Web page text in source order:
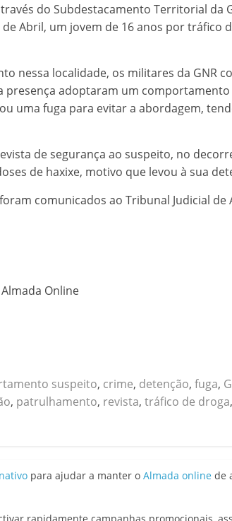
do Subdestacamento Territorial da
Abril, um jovem de 16 anos por tráfico
nessa localidade, os militares da GNR
presença adoptaram um
uma fuga para evitar a abordagem,
de segurança ao suspeito, no
de haxixe, motivo que levou à sua
comunicados ao Tribunal Judicial de
Online
suspeito, crime, detenção, fuga,
, patrulhamento, revista, tráfico de droga,
para ajudar a manter o Almada online de